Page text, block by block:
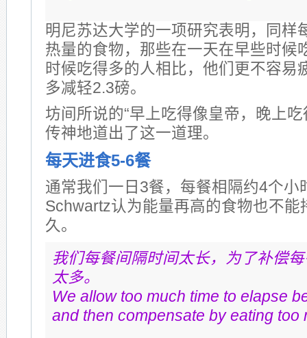
明尼苏达大学的一项研究表明，同样
热量的食物，那些在一天在早些时候
时候吃得多的人相比，他们更不容易
多减轻2.3磅。
坊间所说的“早上吃得像皇帝，晚上
传神地道出了这一道理。
每天进食5-6餐
通常我们一日3餐，每餐相隔约4个小
Schwartz认为能量再高的食物也不能
久。
我们每餐间隔时间太长，为了补偿
太多。
We allow too much time to elapse
and then compensate by eating too